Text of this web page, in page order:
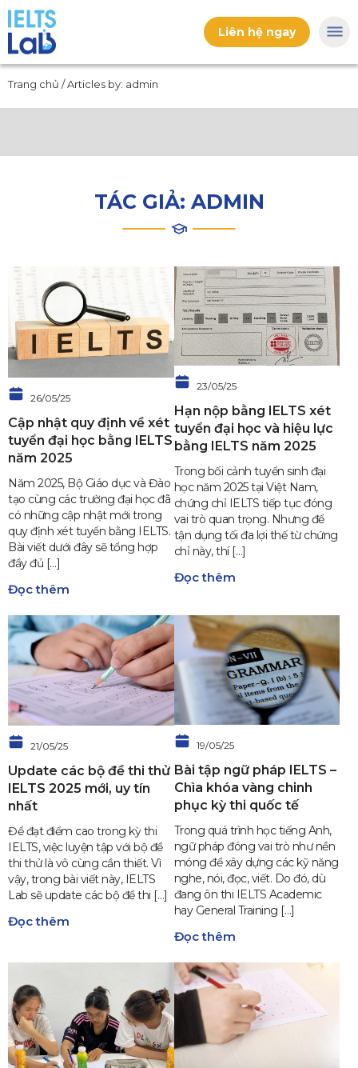
Liên hệ ngay
Trang chủ /Articles by: admin
TÁC GIẢ: ADMIN
26/05/25
Cập nhật quy định về xét
tuyển đại học bằng IELTS
năm 2025
Năm 2025, Bộ Giáo dục và Đào
tạo cùng các trường đại học đã
có những cập nhật mới trong
quy định xét tuyển bằng IELTS.
Bài viết dưới đây sẽ tổng hợp
đầy đủ […]
Đọc thêm
23/05/25
Hạn nộp bằng IELTS xét
tuyển đại học và hiệu lực
bằng IELTS năm 2025
Trong bối cảnh tuyển sinh đại
học năm 2025 tại Việt Nam,
chứng chỉ IELTS tiếp tục đóng
vai trò quan trọng. Nhưng để
tận dụng tối đa lợi thế từ chứng
chỉ này, thí […]
Đọc thêm
21/05/25
Update các bộ đề thi thử
IELTS 2025 mới, uy tín
nhất
Để đạt điểm cao trong kỳ thi
IELTS, việc luyện tập với bộ đề
thi thử là vô cùng cần thiết. Vì
vậy, trong bài viết này, IELTS
Lab sẽ update các bộ đề thi […]
Đọc thêm
19/05/25
Bài tập ngữ pháp IELTS –
Chìa khóa vàng chinh
phục kỳ thi quốc tế
Trong quá trình học tiếng Anh,
ngữ pháp đóng vai trò như nền
móng để xây dựng các kỹ năng
nghe, nói, đọc, viết. Do đó, dù
đang ôn thi IELTS Academic
hay General Training […]
Đọc thêm